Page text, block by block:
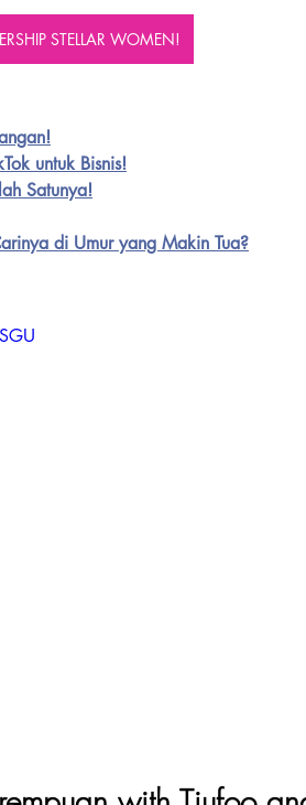
STELLAR WOMEN!
untuk Bisnis!
Satunya!
di Umur yang Makin Tua?